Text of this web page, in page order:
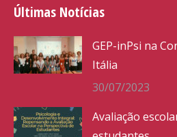
Últimas Notícias
GEP-inPsi na
Itália
30/07/2023
Avaliação